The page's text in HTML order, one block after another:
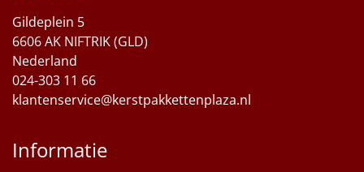
Gildeplein 5
6606 AK NIFTRIK (GLD)
Nederland
024-303 11 66
klantenservice@kerstpakkettenplaza.nl
Informatie